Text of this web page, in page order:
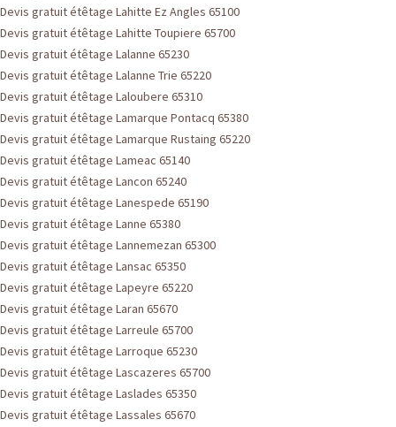
Devis gratuit étêtage Lahitte Ez Angles 65100
Devis gratuit étêtage Lahitte Toupiere 65700
Devis gratuit étêtage Lalanne 65230
Devis gratuit étêtage Lalanne Trie 65220
Devis gratuit étêtage Laloubere 65310
Devis gratuit étêtage Lamarque Pontacq 65380
Devis gratuit étêtage Lamarque Rustaing 65220
Devis gratuit étêtage Lameac 65140
Devis gratuit étêtage Lancon 65240
Devis gratuit étêtage Lanespede 65190
Devis gratuit étêtage Lanne 65380
Devis gratuit étêtage Lannemezan 65300
Devis gratuit étêtage Lansac 65350
Devis gratuit étêtage Lapeyre 65220
Devis gratuit étêtage Laran 65670
Devis gratuit étêtage Larreule 65700
Devis gratuit étêtage Larroque 65230
Devis gratuit étêtage Lascazeres 65700
Devis gratuit étêtage Laslades 65350
Devis gratuit étêtage Lassales 65670